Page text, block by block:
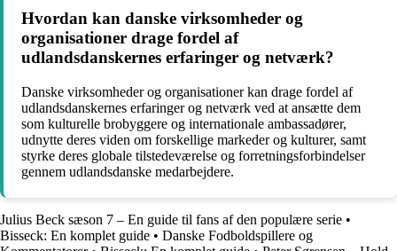
Hvordan kan danske virksomheder og
organisationer drage fordel af
udlandsdanskernes erfaringer og netværk?
Danske virksomheder og organisationer kan drage fordel af
udlandsdanskernes erfaringer og netværk ved at ansætte dem
som kulturelle brobyggere og internationale ambassadører,
udnytte deres viden om forskellige markeder og kulturer, samt
styrke deres globale tilstedeværelse og forretningsforbindelser
gennem udlandsdanske medarbejdere.
Julius Beck sæson 7 – En guide til fans af den populære serie •
Bisseck: En komplet guide • Danske Fodboldspillere og